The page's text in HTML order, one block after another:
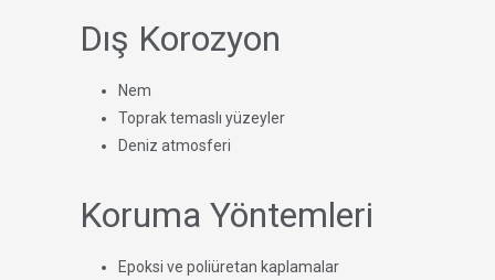
Dış Korozyon
Nem
Toprak temaslı yüzeyler
Deniz atmosferi
Koruma Yöntemleri
Epoksi ve poliüretan kaplamalar